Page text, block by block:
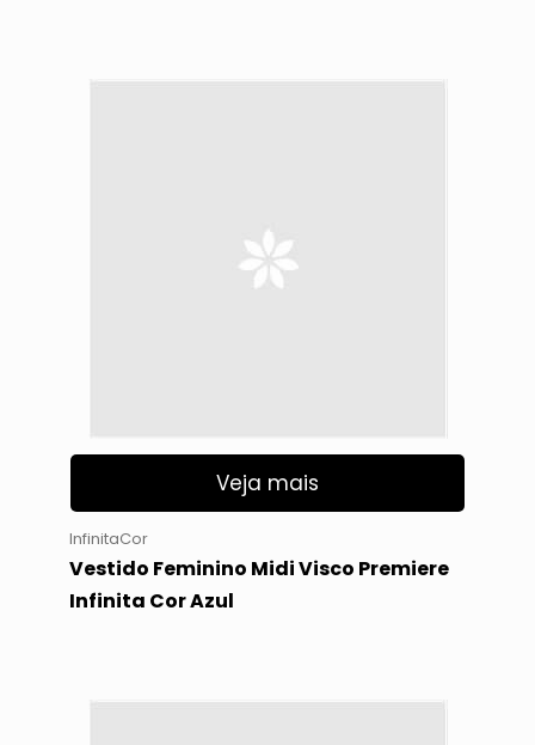
Veja mais
InfinitaCor
Vestido Feminino Midi Visco Premiere
Infinita Cor Azul